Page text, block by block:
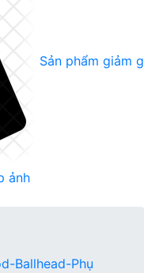
Sản phẩm giảm
ảnh
Ballhead-Phụ